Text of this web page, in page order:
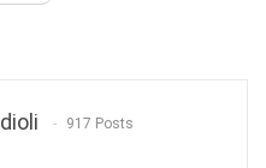
917 Posts